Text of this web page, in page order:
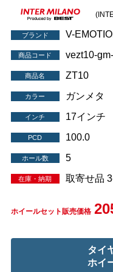
ブランド V-
商品コード vezt10-
商品名 ZT10
カラー ガンメタ
インチ 17インチ
PCD 100.0
ホール数 5
在庫・納期 取寄せ品
ホイールセット販売価格
タイ
ホイ